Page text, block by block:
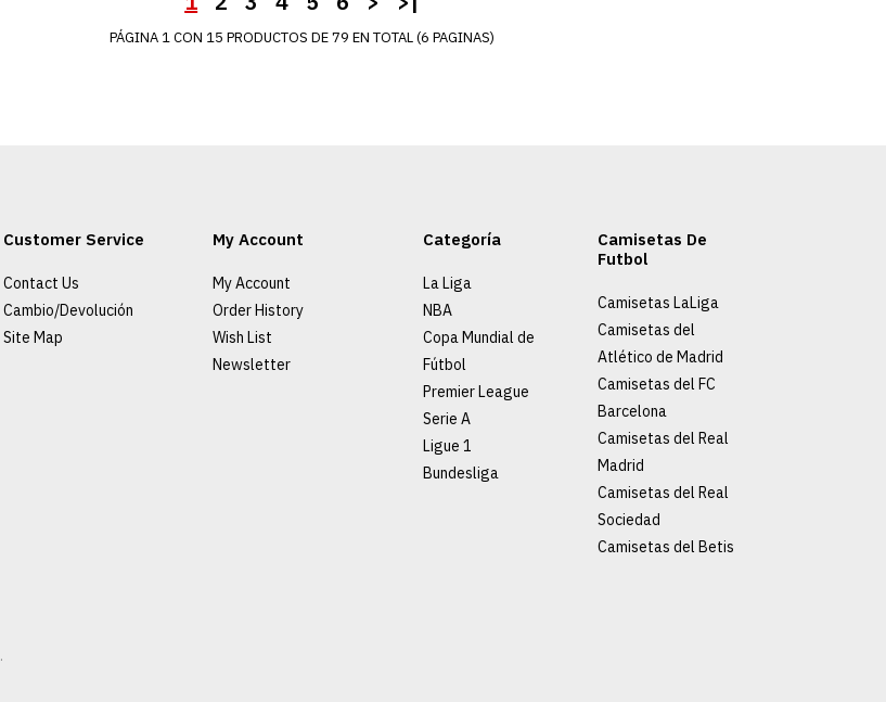
€89.00 €19.90
AGREGAR AL CARRO
ADD TO WISHLIST
PÁGINA 1 CON 15 PRODUCTOS DE 79 EN TOTAL (6 PAGINAS)
Customer Service
Contact Us
Cambio/Devolución
Site Map
My Account
My Account
Order History
Wish List
Newsletter
Categoría
La Liga
NBA
Copa Mundial de
Fútbol
Premier League
Serie A
Ligue 1
Bundesliga
Camisetas De
Futbol
Camisetas LaLiga
Camisetas del
Atlético de Madrid
Camisetas del FC
Barcelona
Camisetas del Real
Madrid
Camisetas del Real
Sociedad
Camisetas del Betis
.